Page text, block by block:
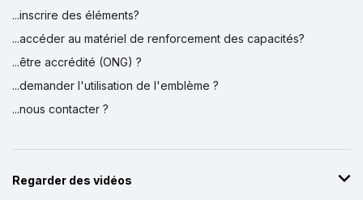
...inscrire des éléments?
...accéder au matériel de renforcement des capacités?
...être accrédité (ONG) ?
...demander l'utilisation de l'emblème ?
...nous contacter ?
Regarder des vidéos